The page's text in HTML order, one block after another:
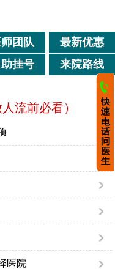
师团队
最新优惠
助挂号 来院路线
流前必看）
医院